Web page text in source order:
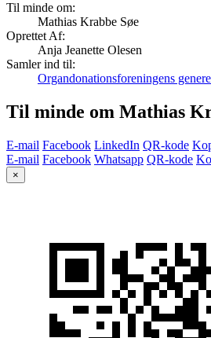
Til minde om:
Mathias Krabbe Søe
Oprettet Af:
Anja Jeanette Olesen
Samler ind til:
Organdonationsforeningens
Til minde om Mathias
E-mail Facebook LinkedIn QR-kode
E-mail Facebook Whatsapp QR-kode
×